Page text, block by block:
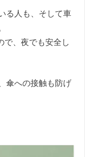
る人も、そして車
で、夜でも安全し
傘への接触も防げ